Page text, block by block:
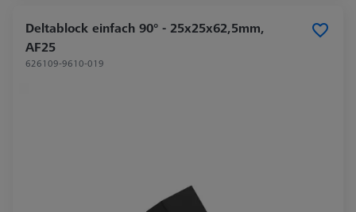
Deltablock einfach 90° - 25x25x62,5mm,
AF25
626109-9610-019